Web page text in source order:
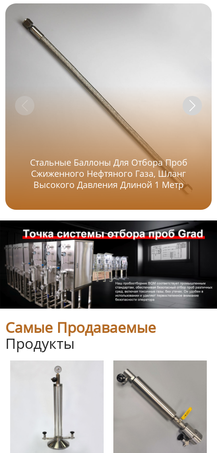
Стальные Баллоны Для Отбора Проб
Сжиженного Нефтяного Газа, Шланг
Высокого Давления Длиной 1 Метр
Самые Продаваемые
Продукты